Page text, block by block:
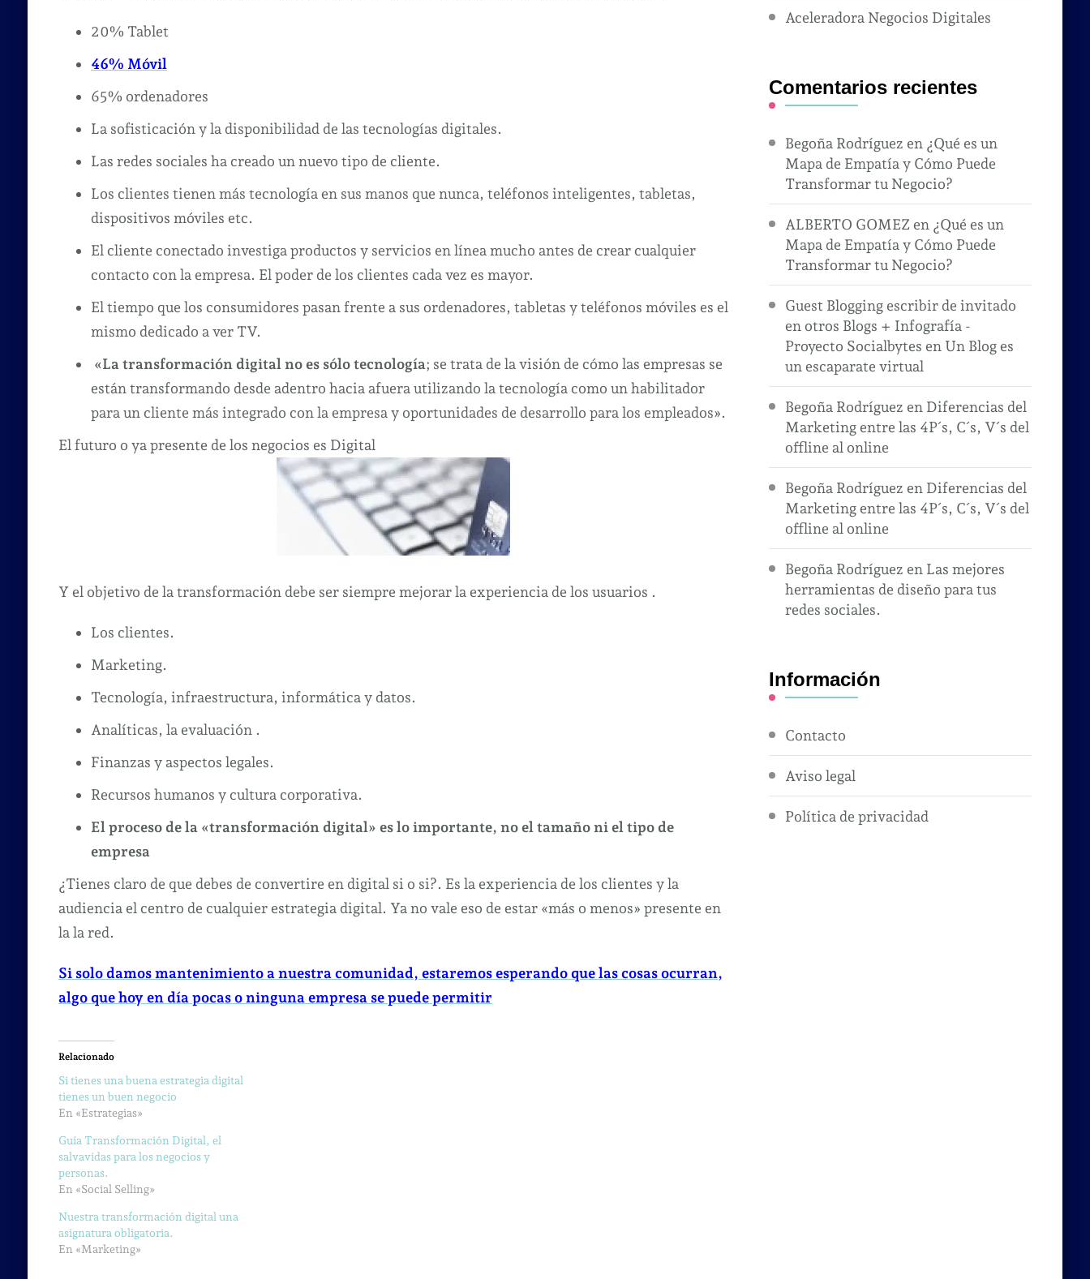
20% Tablet
46% Móvil
65% ordenadores
La sofisticación y la disponibilidad de las tecnologías digitales.
Las redes sociales ha creado un nuevo tipo de cliente.
Los clientes tienen más tecnología en sus manos que nunca, teléfonos inteligentes, tabletas,
dispositivos móviles etc.
El cliente conectado investiga productos y servicios en línea mucho antes de crear cualquier
contacto con la empresa. El poder de los clientes cada vez es mayor.
El tiempo que los consumidores pasan frente a sus ordenadores, tabletas y teléfonos móviles es el
mismo dedicado a ver TV.
«La transformación digital no es sólo tecnología; se trata de la visión de cómo las empresas se
están transformando desde adentro hacia afuera utilizando la tecnología como un habilitador
para un cliente más integrado con la empresa y oportunidades de desarrollo para los empleados».
El futuro o ya presente de los negocios es Digital
Y el objetivo de la transformación debe ser siempre mejorar la experiencia de los usuarios .
Los clientes.
Marketing.
Tecnología, infraestructura, informática y datos.
Analíticas, la evaluación .
Finanzas y aspectos legales.
Recursos humanos y cultura corporativa.
El proceso de la «transformación digital» es lo importante, no el tamaño ni el tipo de
empresa
¿Tienes claro de que debes de convertire en digital si o si?. Es la experiencia de los clientes y la
audiencia el centro de cualquier estrategia digital. Ya no vale eso de estar «más o menos» presente en
la la red.
Si solo damos mantenimiento a nuestra comunidad, estaremos esperando que las cosas ocurran,
algo que hoy en día pocas o ninguna empresa se puede permitir
Relacionado
Si tienes una buena estrategia digital
tienes un buen negocio
En «Estrategias»
Guía Transformación Digital, el
salvavidas para los negocios y
personas.
En «Social Selling»
Nuestra transformación digital una
asignatura obligatoria.
En «Marketing»
Aceleradora Negocios Digitales
Comentarios recientes
Begoña Rodríguez en ¿Qué es un
Mapa de Empatía y Cómo Puede
Transformar tu Negocio?
ALBERTO GOMEZ en ¿Qué es un
Mapa de Empatía y Cómo Puede
Transformar tu Negocio?
Guest Blogging escribir de invitado
en otros Blogs + Infografía -
Proyecto Socialbytes en Un Blog es
un escaparate virtual
Begoña Rodríguez en Diferencias del
Marketing entre las 4P´s, C´s, V´s del
offline al online
Begoña Rodríguez en Diferencias del
Marketing entre las 4P´s, C´s, V´s del
offline al online
Begoña Rodríguez en Las mejores
herramientas de diseño para tus
redes sociales.
Información
Contacto
Aviso legal
Política de privacidad